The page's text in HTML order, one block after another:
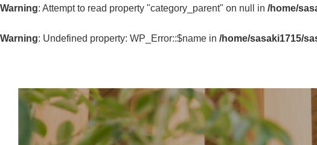
Warning: Attempt to read property "category_parent" on null in /home/
Warning: Undefined property: WP_Error::$name in /home/sasaki1715/